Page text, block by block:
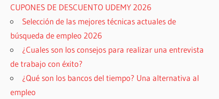
CUPONES DE DESCUENTO UDEMY 2026
Selección de las mejores técnicas actuales de
búsqueda de empleo 2026
¿Cuales son los consejos para realizar una entrevista
de trabajo con éxito?
¿Qué son los bancos del tiempo? Una alternativa al
empleo